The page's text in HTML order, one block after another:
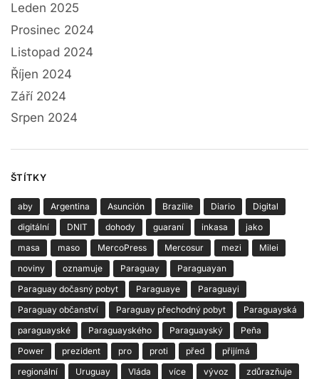
Leden 2025
Prosinec 2024
Listopad 2024
Říjen 2024
Září 2024
Srpen 2024
ŠTÍTKY
aby Argentina Asunción Brazílie Diario
Digital
digitální
DNIT dohody guaraní inkasa
jako
masa
maso MercoPress Mercosur mezi
Milei
noviny
oznamuje Paraguay
Paraguayan
Paraguay dočasný pobyt
Paraguaye
Paraguayi
Paraguay občanství
Paraguay přechodný pobyt
Paraguayská
paraguayské
Paraguayského Paraguayský
Peña
Power
prezident pro proti před
přijímá
regionální
Uruguay Vláda více vývoz
zdůrazňuje